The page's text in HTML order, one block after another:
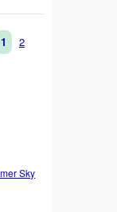
1 2